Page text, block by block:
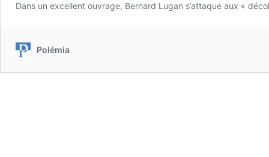
Dans un excellent ouvrage, Bernard Lugan s’attaque aux «
Polémia